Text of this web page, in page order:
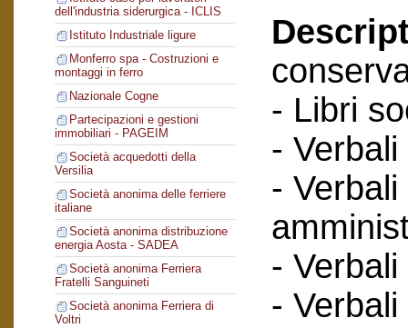
dell'industria siderurgica - ICLIS
Istituto Industriale ligure
Monferro spa - Costruzioni e
montaggi in ferro
Nazionale Cogne
Partecipazioni e gestioni
immobiliari - PAGEIM
Società acquedotti della
Versilia
Società anonima delle ferriere
italiane
Società anonima distribuzione
energia Aosta - SADEA
Società anonima Ferriera
Fratelli Sanguineti
Società anonima Ferriera di
Voltri
- Libri
-
-
-
-